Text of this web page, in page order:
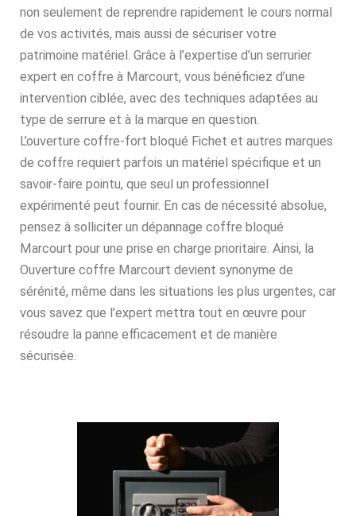
non seulement de reprendre rapidement le cours normal
de vos activités, mais aussi de sécuriser votre
patrimoine matériel. Grâce à l’expertise d’un serrurier
expert en coffre à Marcourt, vous bénéficiez d’une
intervention ciblée, avec des techniques adaptées au
type de serrure et à la marque en question.
L’ouverture coffre-fort bloqué Fichet et autres marques
de coffre requiert parfois un matériel spécifique et un
savoir-faire pointu, que seul un professionnel
expérimenté peut fournir. En cas de nécessité absolue,
pensez à solliciter un dépannage coffre bloqué
Marcourt pour une prise en charge prioritaire. Ainsi, la
Ouverture coffre Marcourt devient synonyme de
sérénité, même dans les situations les plus urgentes, car
vous savez que l’expert mettra tout en œuvre pour
résoudre la panne efficacement et de manière
sécurisée.